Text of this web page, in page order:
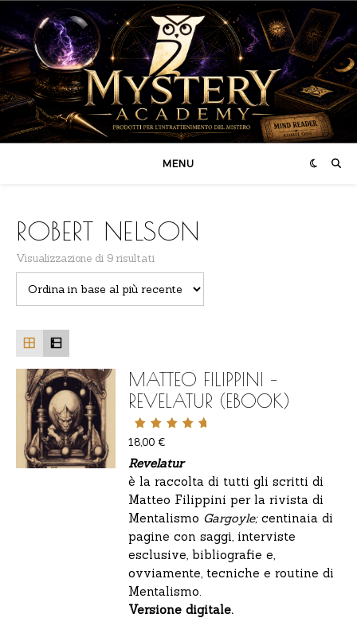
MENU
ROBERT NELSON
Visualizzazione di 9 risultati
MATTEO FILIPPINI –
REVELATUR (EBOOK)
Valutato
5.00
su 5
18,00€
Revelatur
è la raccolta di tutti gli scritti di
Matteo Filippini per la rivista di
Mentalismo Gargoyle;centinaia di
pagine con saggi, interviste
esclusive, bibliografie e,
ovviamente, tecniche e routine di
Mentalismo.
Versione digitale.